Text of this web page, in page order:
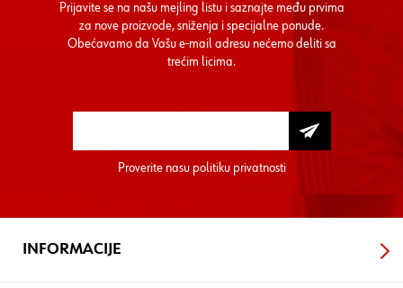
Prijavite se na našu mejling listu i saznajte među prvima
za nove proizvode, sniženja i specijalne ponude.
Obećavamo da Vašu e-mail adresu nećemo deliti sa
trećim licima.
Proverite nasu politiku privatnosti
INFORMACIJE